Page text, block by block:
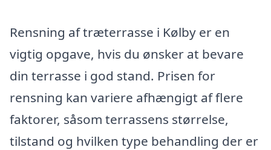
Rensning af træterrasse i Kølby er en
vigtig opgave, hvis du ønsker at bevare
din terrasse i god stand. Prisen for
rensning kan variere afhængigt af flere
faktorer, såsom terrassens størrelse,
tilstand og hvilken type behandling der er